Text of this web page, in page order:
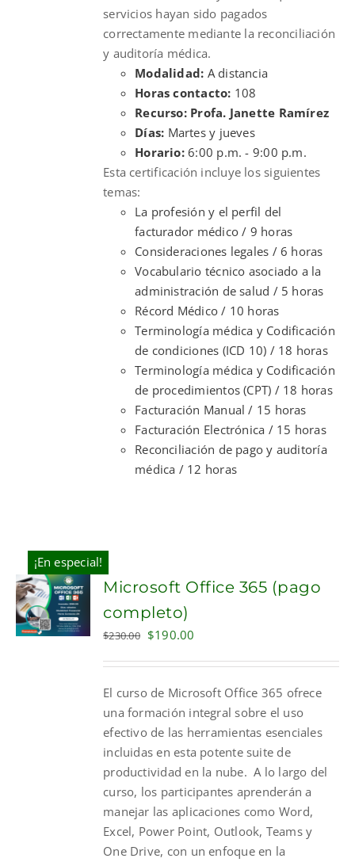
servicios hayan sido pagados
correctamente mediante la reconciliación
y auditoría médica.
Modalidad: A distancia
Horas contacto: 108
Recurso: Profa. Janette Ramírez
Días: Martes y jueves
Horario:6:00 p.m. - 9:00 p.m.
Esta certificación incluye los siguientes
temas:
La profesión y el perfil del
facturador médico / 9 horas
Consideraciones legales / 6 horas
Vocabulario técnico asociado a la
administración de salud / 5 horas
Récord Médico / 10 horas
Terminología médica y Codificación
de condiciones (ICD 10) / 18 horas
Terminología médica y Codificación
de procedimientos (CPT) / 18 horas
Facturación Manual / 15 horas
Facturación Electrónica / 15 horas
Reconciliación de pago y auditoría
médica / 12 horas
¡En especial!
BUY
Microsoft Office 365 (pago
completo)
$230.00 Original
$230.00.
$190.00
$190.00.
El curso de Microsoft Office 365 ofrece
una formación integral sobre el uso
efectivo de las herramientas esenciales
incluidas en esta potente suite de
productividad en la nube. A lo largo del
curso, los participantes aprenderán a
manejar las aplicaciones como Word,
Excel, Power Point, Outlook, Teams y
One Drive, con un enfoque en la